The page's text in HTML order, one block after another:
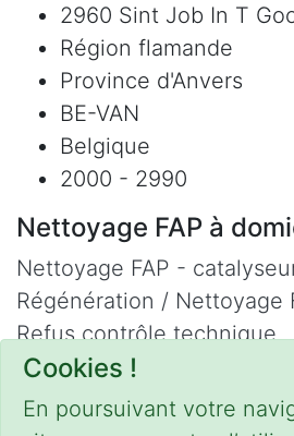
Cookies !
En poursuivant votre
2960 Sint Job In T
Région flamande
Province d'Anvers
BE-VAN
Belgique
2000 - 2990
Nettoyage FAP à
Nettoyage FAP -
Régénération / Nettoyage
Refus contrôle technique
Adblue
Nettoyage Hydrogène